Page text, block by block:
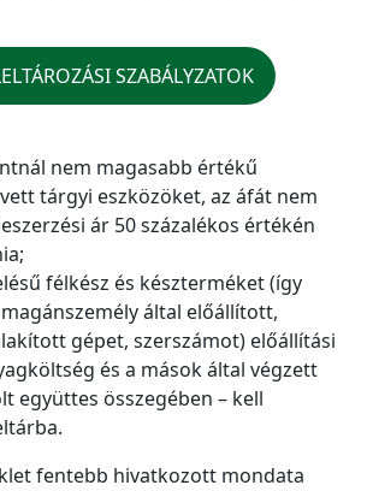
SZABÁLYZATOK
nem magasabb értékű
tárgyi eszközöket, az áfát nem
ár 50 százalékos értékén
félkész és készterméket (így
által előállított,
gépet, szerszámot) előállítási
és a mások által végzett
együttes összegében – kell
fentebb hivatkozott mondata